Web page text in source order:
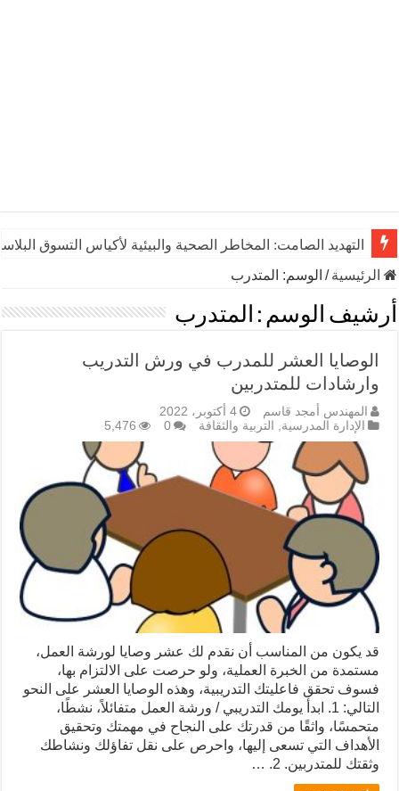
التهديد الصامت: المخاطر الصحية والبيئية لأكياس التسوق
الرئيسية/ الوسم: المتدرب
أرشيف الوسم : المتدرب
الوصايا العشر للمدرب في ورش التدريب
وارشادات للمتدربين
المهندس أمجد قاسم
4 أكتوبر، 2022
الإدارة المدرسية, التربية والثقافة 0
5,476
قد يكون من المناسب أن نقدم لك عشر وصايا لورشة العمل،
مستمدة من الخبرة العملية، ولو حرصت على الالتزام بها،
فسوف تحقق فاعليتك التدريبية، وهذه الوصايا العشر على النحو
التالي: 1. ابدأ يومك التدريبي / ورشة العمل متفائلاً، نشطًا،
متحمسًا، واثقًا من قدرتك على النجاح في مهمتك وتحقيق
الأهداف التي تسعى إليها، واحرص على نقل تفاؤلك ونشاطك
وثقتك للمتدربين. 2. …